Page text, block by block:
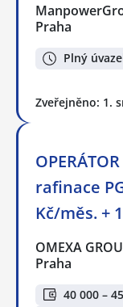
Praha
Plný
Zveřejněno: 1.
rafinace
Kč/měs. +
OMEXA
Praha
40 000 –